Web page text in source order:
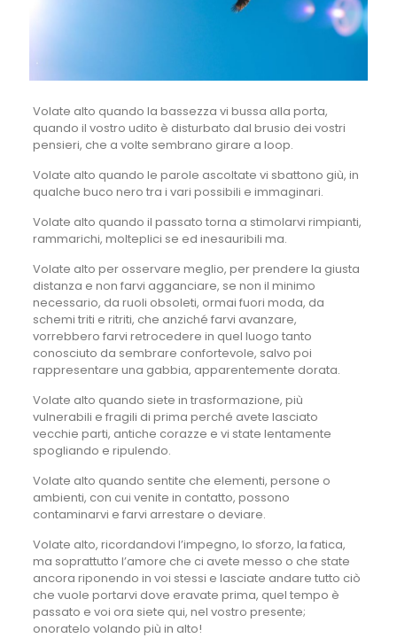
Volate alto quando la bassezza vi bussa alla porta,
quando il vostro udito è disturbato dal brusio dei vostri
pensieri, che a volte sembrano girare a loop.
Volate alto quando le parole ascoltate vi sbattono giù, in
qualche buco nero tra i vari possibili e immaginari.
Volate alto quando il passato torna a stimolarvi rimpianti,
rammarichi, molteplici se ed inesauribili ma.
Volate alto per osservare meglio, per prendere la giusta
distanza e non farvi agganciare, se non il minimo
necessario, da ruoli obsoleti, ormai fuori moda, da
schemi triti e ritriti, che anziché farvi avanzare,
vorrebbero farvi retrocedere in quel luogo tanto
conosciuto da sembrare confortevole, salvo poi
rappresentare una gabbia, apparentemente dorata.
Volate alto quando siete in trasformazione, più
vulnerabili e fragili di prima perché avete lasciato
vecchie parti, antiche corazze e vi state lentamente
spogliando e ripulendo.
Volate alto quando sentite che elementi, persone o
ambienti, con cui venite in contatto, possono
contaminarvi e farvi arrestare o deviare.
Volate alto, ricordandovi l’impegno, lo sforzo, la fatica,
ma soprattutto l’amore che ci avete messo o che state
ancora riponendo in voi stessi e lasciate andare tutto ciò
che vuole portarvi dove eravate prima, quel tempo è
passato e voi ora siete qui, nel vostro presente;
onoratelo volando più in alto!